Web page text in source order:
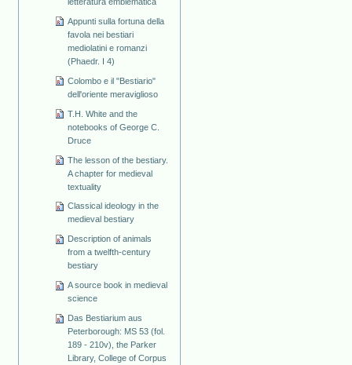
Appunti sulla fortuna della
favola nei bestiari
mediolatini e romanzi
(Phaedr. I 4)
Colombo e il "Bestiario"
dell'oriente meraviglioso
T.H. White and the
notebooks of George C.
Druce
The lesson of the bestiary.
A chapter for medieval
textuality
Classical ideology in the
medieval bestiary
Description of animals
from a twelfth-century
bestiary
A source book in medieval
science
Das Bestiarium aus
Peterborough: MS 53 (fol.
189 - 210v), the Parker
Library, College of Corpus